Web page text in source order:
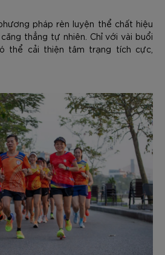
pháp rèn luyện thể chất hiệu
thẳng tự nhiên. Chỉ với vài buổi
thể cải thiện tâm trạng tích cực,
ngủ và gia tăng khả năng chống
Vậy Chạy bộ giúp giảm stress
tìm hiểu chi tiết nhé.